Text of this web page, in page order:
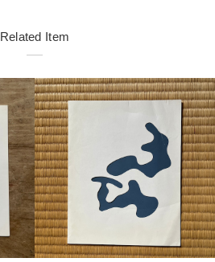
Related Item